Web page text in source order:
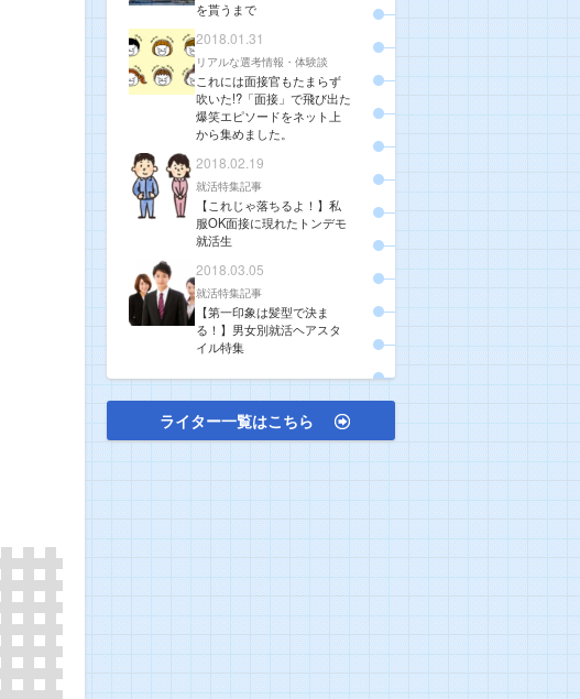
を貰うまで
2018.01.31
リアルな選考情報・体験談
これには面接官もたまらず
吹いた!?「面接」で飛び出た
爆笑エピソードをネット上
から集めました。
2018.02.19
就活特集記事
【これじゃ落ちるよ！】私
服OK面接に現れたトンデモ
就活生
2018.03.05
就活特集記事
【第一印象は髪型で決ま
る！】男女別就活ヘアスタ
イル特集
ライター一覧はこちら